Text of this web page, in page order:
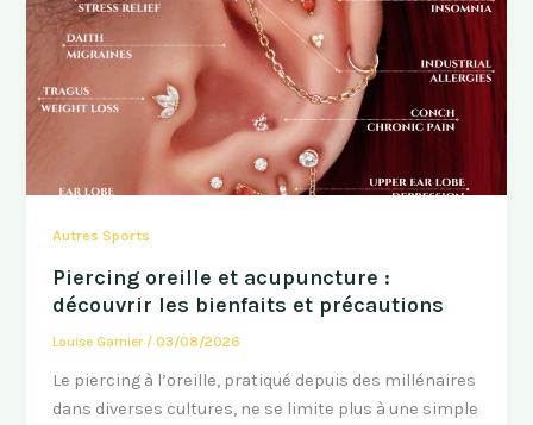
Autres Sports
Piercing oreille et acupuncture :
découvrir les bienfaits et précautions
Louise Garnier /03/08/2026
Le piercing à l’oreille, pratiqué depuis des millénaires
dans diverses cultures, ne se limite plus à une simple